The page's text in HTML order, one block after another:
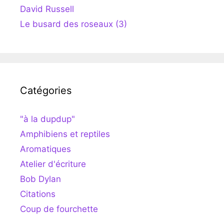
David Russell
Le busard des roseaux (3)
Catégories
"à la dupdup"
Amphibiens et reptiles
Aromatiques
Atelier d'écriture
Bob Dylan
Citations
Coup de fourchette